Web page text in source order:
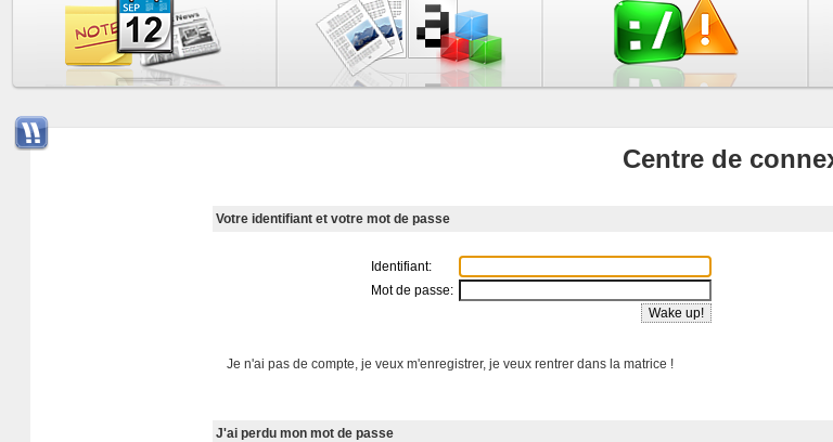
Centre de
Votre identifiant et votre mot de passe
Identifiant:
Mot de passe:
Je n'ai pas de compte, je veux m'enregistrer, je veux rentrer dans la matrice !
J'ai perdu mon mot de passe